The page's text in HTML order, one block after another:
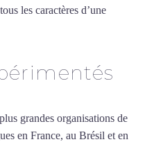
les caractères d’une
grandes organisations de
en France, au Brésil et en